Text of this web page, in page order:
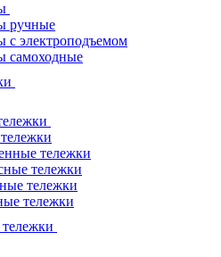
ручные
с электроподъемом
самоходные
тележки
тележки
тележки
тележки